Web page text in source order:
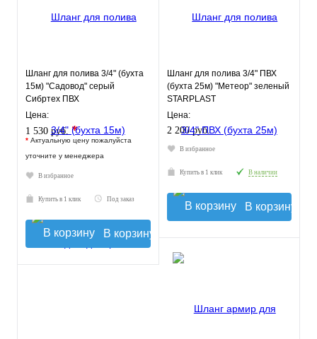
Шланг для полива 3/4" (бухта
15м) "Садовод" серый
Сибртех ПВХ
Цена:
1 530 руб. *
* Актуальную цену пожалуйста
уточните у менеджера
В избранное
Купить в 1 клик Под заказ
В корзину
Шланг для полива 3/4" ПВХ
(бухта 25м) "Метеор" зеленый
STARPLAST
Цена:
2 200 руб.
В избранное
Купить в 1 клик В наличии
В корзину